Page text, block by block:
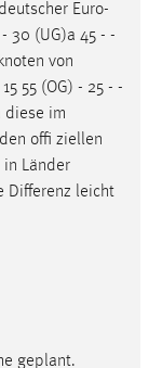
Euro-
30 (UG)a 45 - -
von
15 55 (OG) - 25 - -
diese im
offi ziellen
in Länder
Differenz leicht
geplant.
anzuzeigen.